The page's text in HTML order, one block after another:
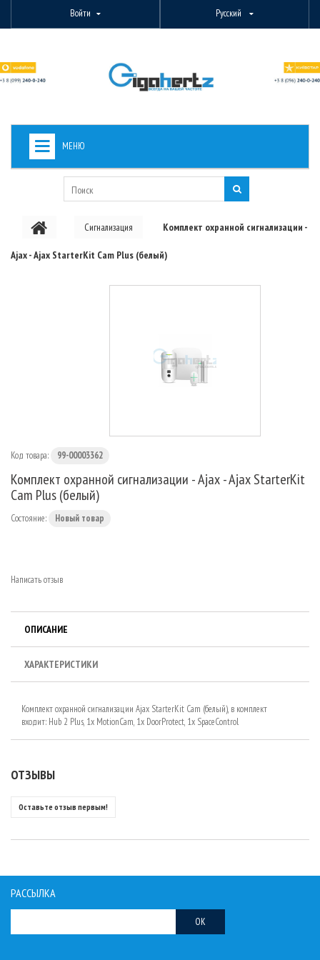
Войти Русский
МЕНЮ
+
PON ОБОРУДОВАНИЕ
Сигнализация Комплект охранной сигнализации -
Ajax - Ajax StarterKit Cam Plus (белый)
Код товара: 99-00003362
Комплект охранной сигнализации - Ajax - Ajax StarterKit
Cam Plus (белый)
Состояние: Новый товар
Написать отзыв
ОПИСАНИЕ
ХАРАКТЕРИСТИКИ
Комплект охранной сигнализации Ajax StarterKit Cam (белый), в комплект
входит: Hub 2 Plus, 1x MotionCam, 1x DoorProtect, 1x SpaceControl
ОТЗЫВЫ
Оставьте отзыв первым!
РАССЫЛКА
OK